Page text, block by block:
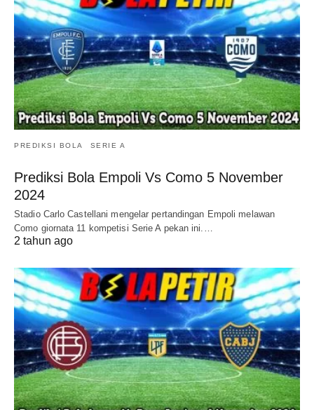
PREDIKSI BOLA SERIE A
Prediksi Bola Empoli Vs Como 5 November
2024
Stadio Carlo Castellani mengelar pertandingan Empoli melawan
Como giornata 11 kompetisi Serie A pekan ini.…
2 tahun ago